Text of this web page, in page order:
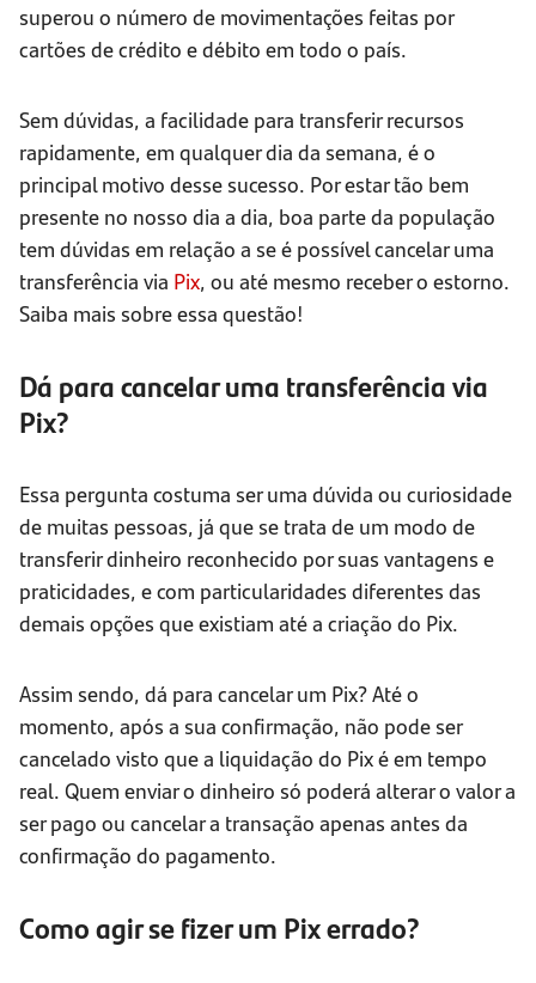
superou o número de movimentações feitas por
cartões de crédito e débito em todo o país.
Sem dúvidas, a facilidade para transferir recursos
rapidamente, em qualquer dia da semana, é o
principal motivo desse sucesso. Por estar tão bem
presente no nosso dia a dia, boa parte da população
tem dúvidas em relação a se é possível cancelar uma
transferência via Pix, ou até mesmo receber o estorno.
Saiba mais sobre essa questão!
Dá para cancelar uma transferência via
Pix?
Essa pergunta costuma ser uma dúvida ou curiosidade
de muitas pessoas, já que se trata de um modo de
transferir dinheiro reconhecido por suas vantagens e
praticidades, e com particularidades diferentes das
demais opções que existiam até a criação do Pix.
Assim sendo, dá para cancelar um Pix? Até o
momento, após a sua confirmação, não pode ser
cancelado visto que a liquidação do Pix é em tempo
real. Quem enviar o dinheiro só poderá alterar o valor a
ser pago ou cancelar a transação apenas antes da
confirmação do pagamento.
Como agir se fizer um Pix errado?